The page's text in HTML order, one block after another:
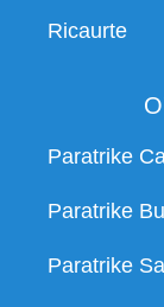
Ricaurte
Paratrike
Paratrike
Paratrike